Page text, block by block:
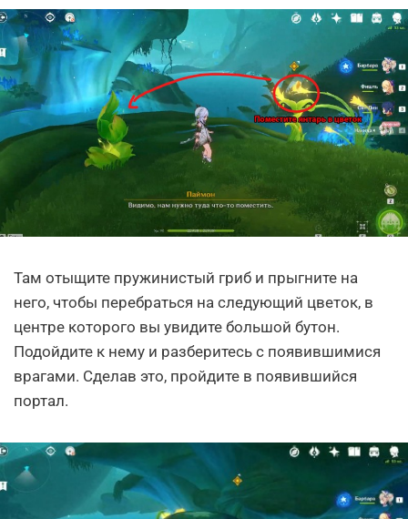
Там отыщите пружинистый гриб и прыгните на
него, чтобы перебраться на следующий цветок, в
центре которого вы увидите большой бутон.
Подойдите к нему и разберитесь с появившимися
врагами. Сделав это, пройдите в появившийся
портал.